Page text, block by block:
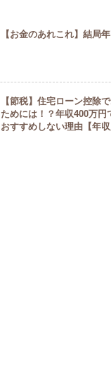
【お金のあれこれ】結局
【節税】住宅ローン控除
ためには！？年収400万円
おすすめしない理由【年収